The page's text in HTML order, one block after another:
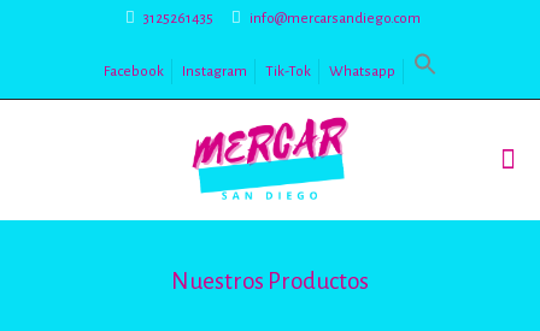
3125261435 info@mercarsandiego.com
Facebook Instagram Tik-Tok Whatsapp
Nuestros Productos